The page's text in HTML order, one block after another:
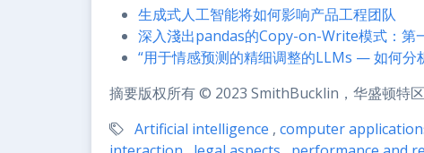
生成式人工智能将如何影响产品工程团队
深入淺出pandas的Copy-on-Write模式：第
“用于情感预测的精细调整的LLMs — 如何分
摘要版权所有 © 2023 SmithBucklin，华盛顿特
Artificial intelligence , computer